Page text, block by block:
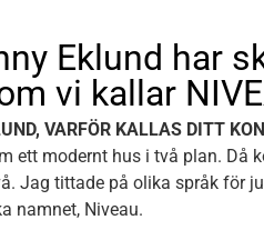
Eklund har
vi kallar
VARFÖR KALLAS DITT
ett modernt hus i två plan. Då
Jag tittade på olika språk för
namnet, Niveau.